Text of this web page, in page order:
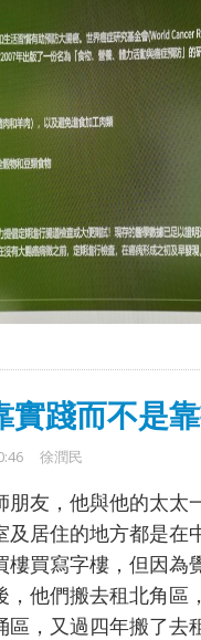
實踐而不是
徐潤民
朋友，他與他的太太
及居住的地方都是在
樓買寫字樓，但因為
，他們搬去租北角區
區，又過四年搬了去